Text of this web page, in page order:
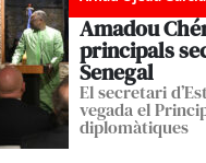
Amadou
principals
Senegal
El secretari
vegada el
diplomàtiques